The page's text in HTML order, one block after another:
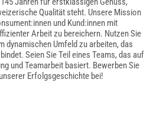
Qualität steht. Unsere Mission
und Kund:innen mit
Arbeit zu bereichern. Nutzen Sie
dynamischen Umfeld zu arbeiten, das
Seien Sie Teil eines Teams, das auf
und Teamarbeit basiert. Bewerben Sie
Erfolgsgeschichte bei!